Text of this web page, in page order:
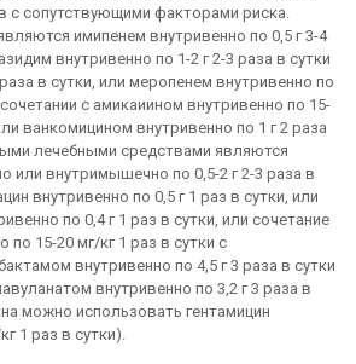
с сопутствующими факторами риска.
имипенем внутривенно по 0,5 г 3-4
внутривенно по 1-2 г 2-3 раза в сутки
в сутки, или меропенем внутривенно по
с амикаиином внутривенно по 15-
ванкомицином внутривенно по 1 г 2 раза
лечебными средствами являются
или внутримышечно по 0,5-2 г 2-3 раза в
внутривенно по 0,5 г 1 раз в сутки, или
по 0,4 г 1 раз в сутки, или сочетание
по 15-20 мг/кг 1 раз в сутки с
внутривенно по 4,5 г 3 раза в сутки
внутривенно по 3,2 г 3 раза в
можно использовать гентамицин
1 раз в сутки).